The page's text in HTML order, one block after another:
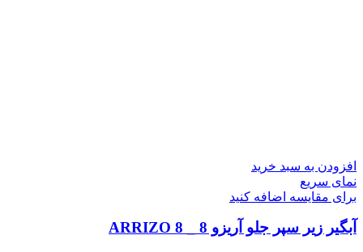
افزودن به سبد خرید
نمای سریع
برای مقایسه اضافه کنید
آبگیر زیر سپر جلو آریزو 8 _ ARRIZO 8